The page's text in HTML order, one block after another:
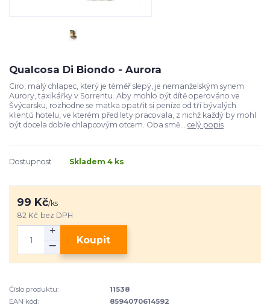
Qualcosa Di Biondo - Aurora
Ciro, malý chlapec, který je téměř slepý, je nemanželským synem
Aurory, taxikářky v Sorrentu. Aby mohlo být dítě operováno ve
Švýcarsku, rozhodne se matka opatřit si peníze od tří bývalých
klientů hotelu, ve kterém před lety pracovala, z nichž každý by mohl
být docela dobře chlapcovým otcem. Oba smě... celý popis
Dostupnost Skladem 4 ks
99 Kč/ks
82 Kč bez DPH
Koupit
Číslo produktu:
11538
EAN kód:
8594070614592